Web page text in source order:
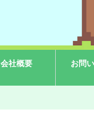
会社概要 お問